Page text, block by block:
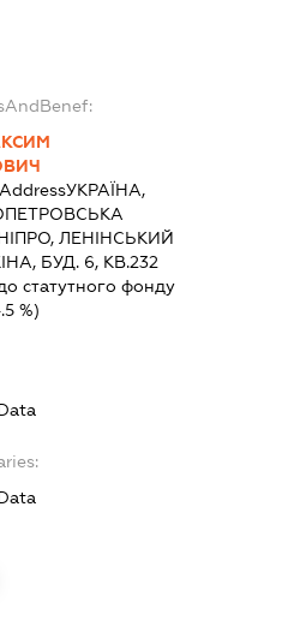
УКРАЇНА,
ЛЕНІНСЬКИЙ
БУД. 6, КВ.232
статутного фонду
%)